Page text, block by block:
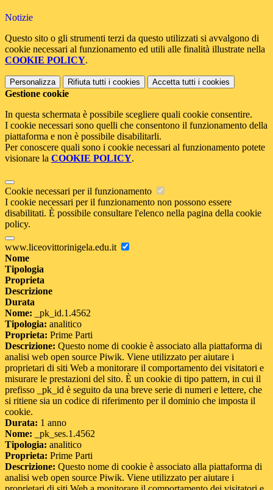
Notizie
Questo sito o gli strumenti terzi da questo utilizzati si avvalgono di
cookie necessari al funzionamento ed utili alle finalità illustrate nella
COOKIE POLICY.
Personalizza Rifiuta tutti i cookies Accetta tutti i cookies
Gestione cookie
In questa schermata è possibile scegliere quali cookie consentire.
I cookie necessari sono quelli che consentono il funzionamento della
piattaforma e non è possibile disabilitarli.
Per conoscere quali sono i cookie necessari al funzionamento potete
visionare la COOKIE POLICY.
Cookie necessari per il funzionamento
I cookie necessari per il funzionamento non possono essere
disabilitati. È possibile consultare l'elenco nella pagina della cookie
policy.
www.liceovittorinigela.edu.it
Nome
Tipologia
Proprieta
Descrizione
Durata
Nome: _pk_id.1.4562
Tipologia: analitico
Proprieta: Prime Parti
Descrizione: Questo nome di cookie è associato alla piattaforma di
analisi web open source Piwik. Viene utilizzato per aiutare i
proprietari di siti Web a monitorare il comportamento dei visitatori e
misurare le prestazioni del sito. È un cookie di tipo pattern, in cui il
prefisso _pk_id è seguito da una breve serie di numeri e lettere, che
si ritiene sia un codice di riferimento per il dominio che imposta il
cookie.
Durata: 1 anno
Nome: _pk_ses.1.4562
Tipologia: analitico
Proprieta: Prime Parti
Descrizione: Questo nome di cookie è associato alla piattaforma di
analisi web open source Piwik. Viene utilizzato per aiutare i